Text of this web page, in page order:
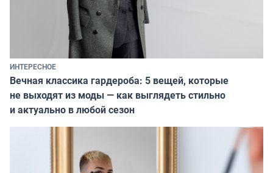
ИНТЕРЕСНОЕ
Вечная классика гардероба: 5 вещей, которые
не выходят из моды — как выглядеть стильно
и актуально в любой сезон